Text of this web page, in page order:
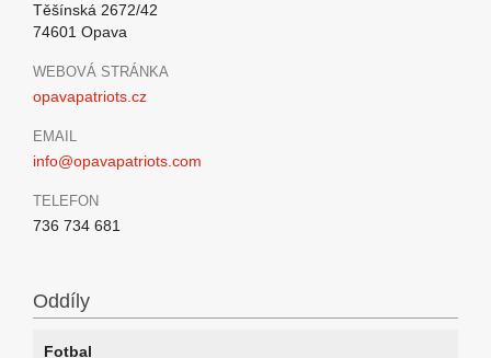
Těšínská 2672/42
74601 Opava
WEBOVÁ STRÁNKA
opavapatriots.cz
EMAIL
info@opavapatriots.com
TELEFON
736 734 681
Oddíly
Fotbal